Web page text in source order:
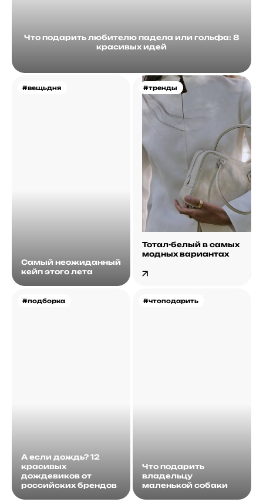
Что подарить любителю падела или гольфа: 8
красивых идей
#вещьдня
Самый неожиданный
кейп этого лета
#тренды
Тотал-белый в самых
модных вариантах
#подборка
А если дождь? 12
красивых
дождевиков от
российских брендов
#чтоподарить
Что подарить
владельцу
маленькой собаки